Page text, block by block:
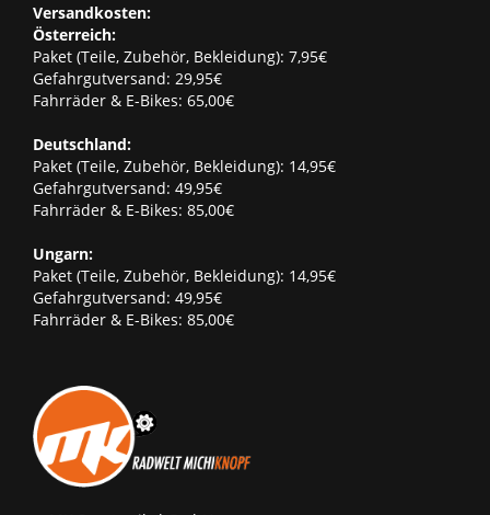
Versandkosten:
Österreich:
Paket (Teile, Zubehör, Bekleidung): 7,95€
Gefahrgutversand: 29,95€
Fahrräder & E-Bikes: 65,00€
Deutschland:
Paket (Teile, Zubehör, Bekleidung): 14,95€
Gefahrgutversand: 49,95€
Fahrräder & E-Bikes: 85,00€
Ungarn:
Paket (Teile, Zubehör, Bekleidung): 14,95€
Gefahrgutversand: 49,95€
Fahrräder & E-Bikes: 85,00€